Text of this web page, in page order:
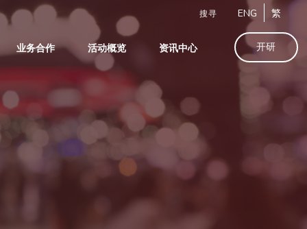
搜寻 ENG 繁
业务合作 活动概览 资讯中心 开研